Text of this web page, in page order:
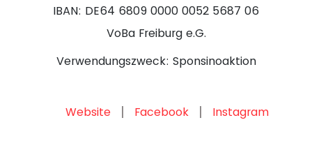
IBAN: DE64 6809 0000 0052 5687 06
VoBa Freiburg e.G.
Verwendungszweck: Sponsinoaktion
Website Facebook Instagram